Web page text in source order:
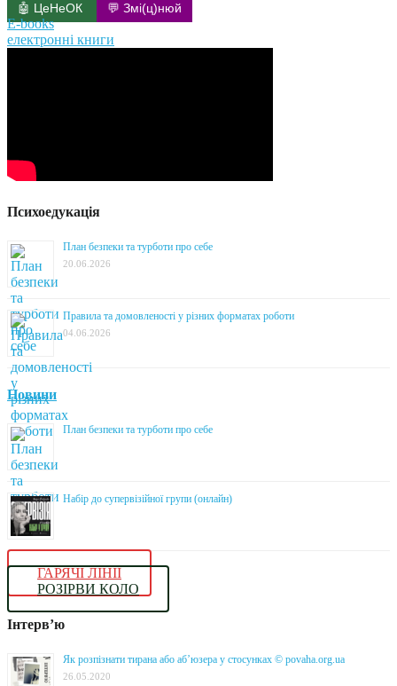
🤖 ЦеНеОК 💬 Змі(ц)нюй
E-books
електронні книги
Психоедукація
План безпеки та турботи про себе
20.06.2026
Правила та домовленості у різних форматах роботи
04.06.2026
Новини
План безпеки та турботи про себе
Набір до супервізійної групи (онлайн)
ГАРЯЧІ ЛІНІЇ
РОЗІРВИ КОЛО
Інтерв’ю
Як розпізнати тирана або аб’юзера у стосунках © povaha.org.ua
26.05.2020